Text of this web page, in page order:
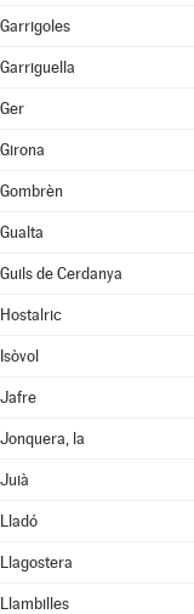
Garrigoles
Garriguella
Ger
Girona
Gombrèn
Gualta
Guils de Cerdanya
Hostalric
Isòvol
Jafre
Jonquera, la
Juià
Lladó
Llagostera
Llambilles